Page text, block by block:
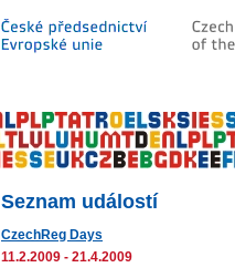
Seznam událostí
CzechReg Days
11.2.2009 - 21.4.2009